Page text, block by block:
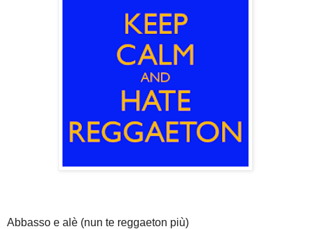
Abbasso e alè (nun te reggaeton più)